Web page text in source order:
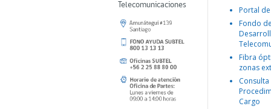
Telecomunicaciones
Portal
Fondo
Fibra
zonas
Consulta
Cargo